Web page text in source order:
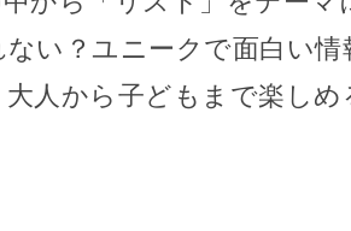
い？ユニークで面白い
人から子どもまで楽し